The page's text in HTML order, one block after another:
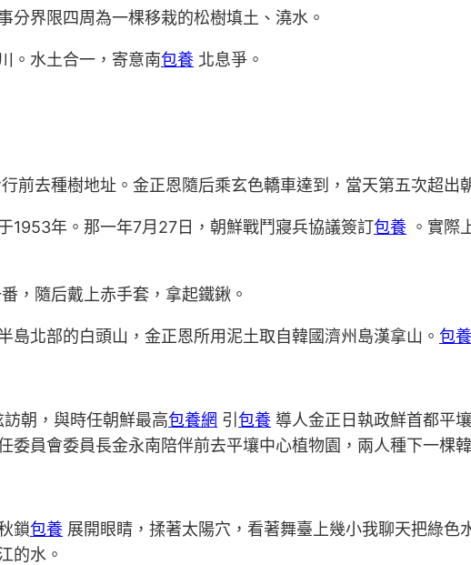
分界限四周為一棵移栽的松樹填土、澆水。
。水土合一，寄意南包養 北息爭。
前去種樹地址。金正恩隨后乘玄色轎車達到，當天第五次超出
1953年。那一年7月27日，朝鮮戰鬥寢兵協議簽訂包養 。實際
，隨后戴上赤手套，拿起鐵鍬。
島北部的白頭山，金正恩所用泥土取自韓國濟州島漢拿山。 包
朝，與時任朝鮮最高包養網 引 包養 導人金正日執政鮮首都平
委員會委員長金永南陪伴前去平壤中心植物園，兩人種下一棵
鎖包養 展開眼睛，揉著太陽穴，看著舞臺上幾小我聊天把綠
的水。